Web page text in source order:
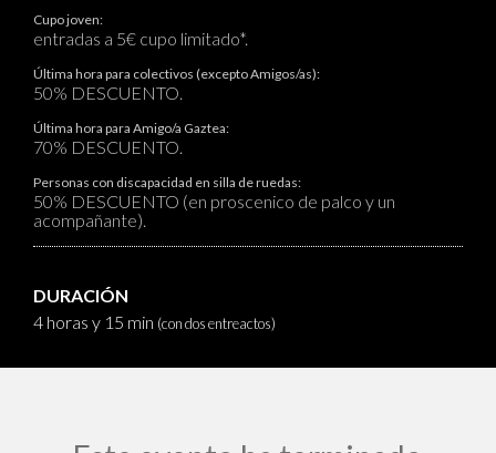
Cupo joven:
entradas a 5€ cupo limitado*.
Última hora para colectivos (excepto Amigos/as):
50% DESCUENTO.
Última hora para Amigo/a Gaztea:
70% DESCUENTO.
Personas con discapacidad en silla de ruedas:
50% DESCUENTO (en proscenico de palco y un
acompañante).
DURACIÓN
4 horas y 15 min (con dos entreactos)